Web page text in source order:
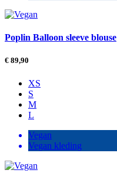
Poplin Balloon sleeve blouse
€ 89,90
XS
S
M
L
Vegan
Vegan kleding